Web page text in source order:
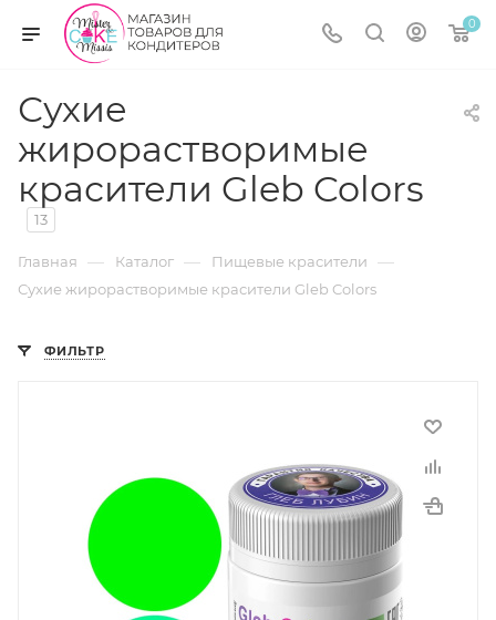
0
Сухие
жирорастворимые
красители Gleb Colors
13
Главная — Каталог — Пищевые красители —
Сухие жирорастворимые красители Gleb Colors
ФИЛЬТР